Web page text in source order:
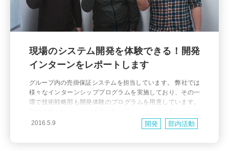
現場のシステム開発を体験できる！開発
インターンをレポートします
グループ内の売掛保証システムを担当しています。 弊社では
様々なインターンシッププログラムを実施しており、その一
環で技術戦略部も開発体験のプログラムを用意しています。
する研修から始まり、データセンター見学や先輩エンジニア
との交流など、様々な経験ができます。 今回は私がメンター
2016.5.9 開発 部内活動